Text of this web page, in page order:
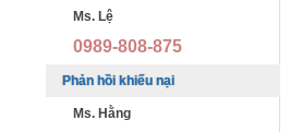
Ms. Lệ
0989-808-875
Phản hồi khiếu nại
Ms. Hằng